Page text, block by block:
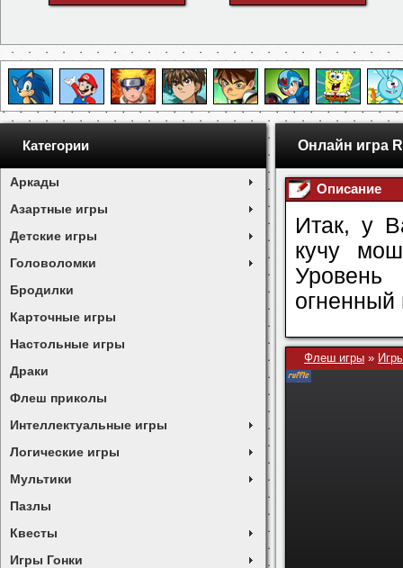
Категории
Аркады
Азартные игры
Детские игры
Головоломки
Бродилки
Карточные игры
Настольные игры
Драки
Флеш приколы
Интеллектуальные игры
Логические игры
Мультики
Пазлы
Квесты
Игры Гонки
Онлайн игра
Описание
Итак, у
кучу
Флеш игры »